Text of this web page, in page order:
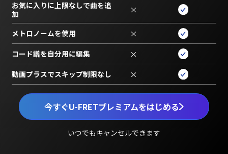
今すぐU-FRETプレミアムをはじめる
いつでもキャンセルできます
お気に入りに上限なしで曲を追
加
×
メトロノームを使用 ×
コード譜を自分用に編集 ×
動画プラスでスキップ制限なし ×